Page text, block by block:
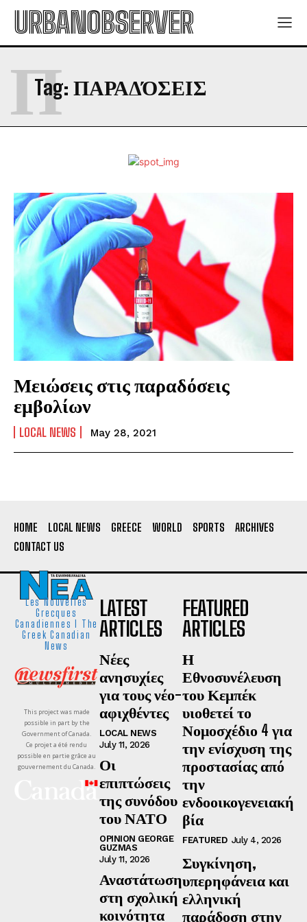
URBANOBSERVER
Tag: ΠΑΡΑΔΌΣΕΙΣ
Π
Μειώσεις στις παραδόσεις
εμβολίων
LOCAL NEWS May 28, 2021
HOME LOCAL NEWS GREECE WORLD SPORTS
ARCHIVES
CONTACT US
Les Nouvelles
Grecques
Canadiennes I The
Greek Canadian
News
This project was made
possible in part by the
Government of Canada.
Ce projet a été rendu
possible en partie grâce au
gouvernement du Canada.
LATEST
ARTICLES
Νέες
ανησυχίες
για τους νέο-
αφιχθέντες
LOCAL NEWS
July 11, 2026
Οι
επιπτώσεις
της συνόδου
του ΝΑΤΟ
OPINION GEORGE
GUZMAS
July 11, 2026
Αναστάτωση
στη σχολική
κοινότητα
FEATURED
ARTICLES
Η
Εθνοσυνέλευση
του Κεμπέκ
υιοθετεί το
Νομοσχέδιο 4 για
την ενίσχυση της
προστασίας από
την
ενδοοικογενειακή
βία
FEATURED July 4, 2026
Συγκίνηση,
υπερηφάνεια και
ελληνική
παράδοση στην